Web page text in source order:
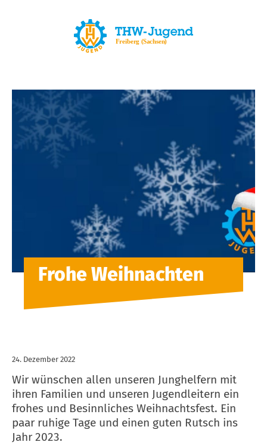
Frohe Weihnachten
24. Dezember 2022
Wir wünschen allen unseren Junghelfern mit
ihren Familien und unseren Jugendleitern ein
frohes und Besinnliches Weihnachtsfest. Ein
paar ruhige Tage und einen guten Rutsch ins
Jahr 2023.